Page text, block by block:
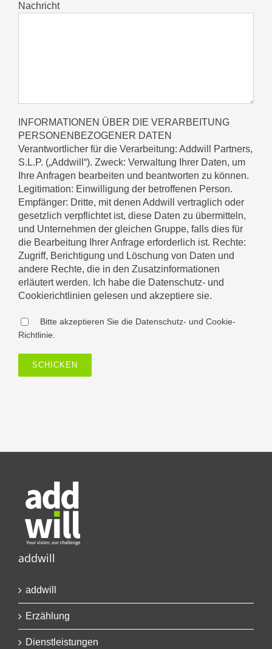
Nachricht
INFORMATIONEN ÜBER DIE VERARBEITUNG
PERSONENBEZOGENER DATEN
Verantwortlicher für die Verarbeitung: Addwill Partners,
S.L.P. („Addwill“). Zweck: Verwaltung Ihrer Daten, um
Ihre Anfragen bearbeiten und beantworten zu können.
Legitimation: Einwilligung der betroffenen Person.
Empfänger: Dritte, mit denen Addwill vertraglich oder
gesetzlich verpflichtet ist, diese Daten zu übermitteln,
und Unternehmen der gleichen Gruppe, falls dies für
die Bearbeitung Ihrer Anfrage erforderlich ist. Rechte:
Zugriff, Berichtigung und Löschung von Daten und
andere Rechte, die in den Zusatzinformationen
erläutert werden. Ich habe die Datenschutz- und
Cookierichtlinien gelesen und akzeptiere sie.
Bitte akzeptieren Sie die Datenschutz- und Cookie-
Richtlinie.
addwill
addwill
Erzählung
Dienstleistungen